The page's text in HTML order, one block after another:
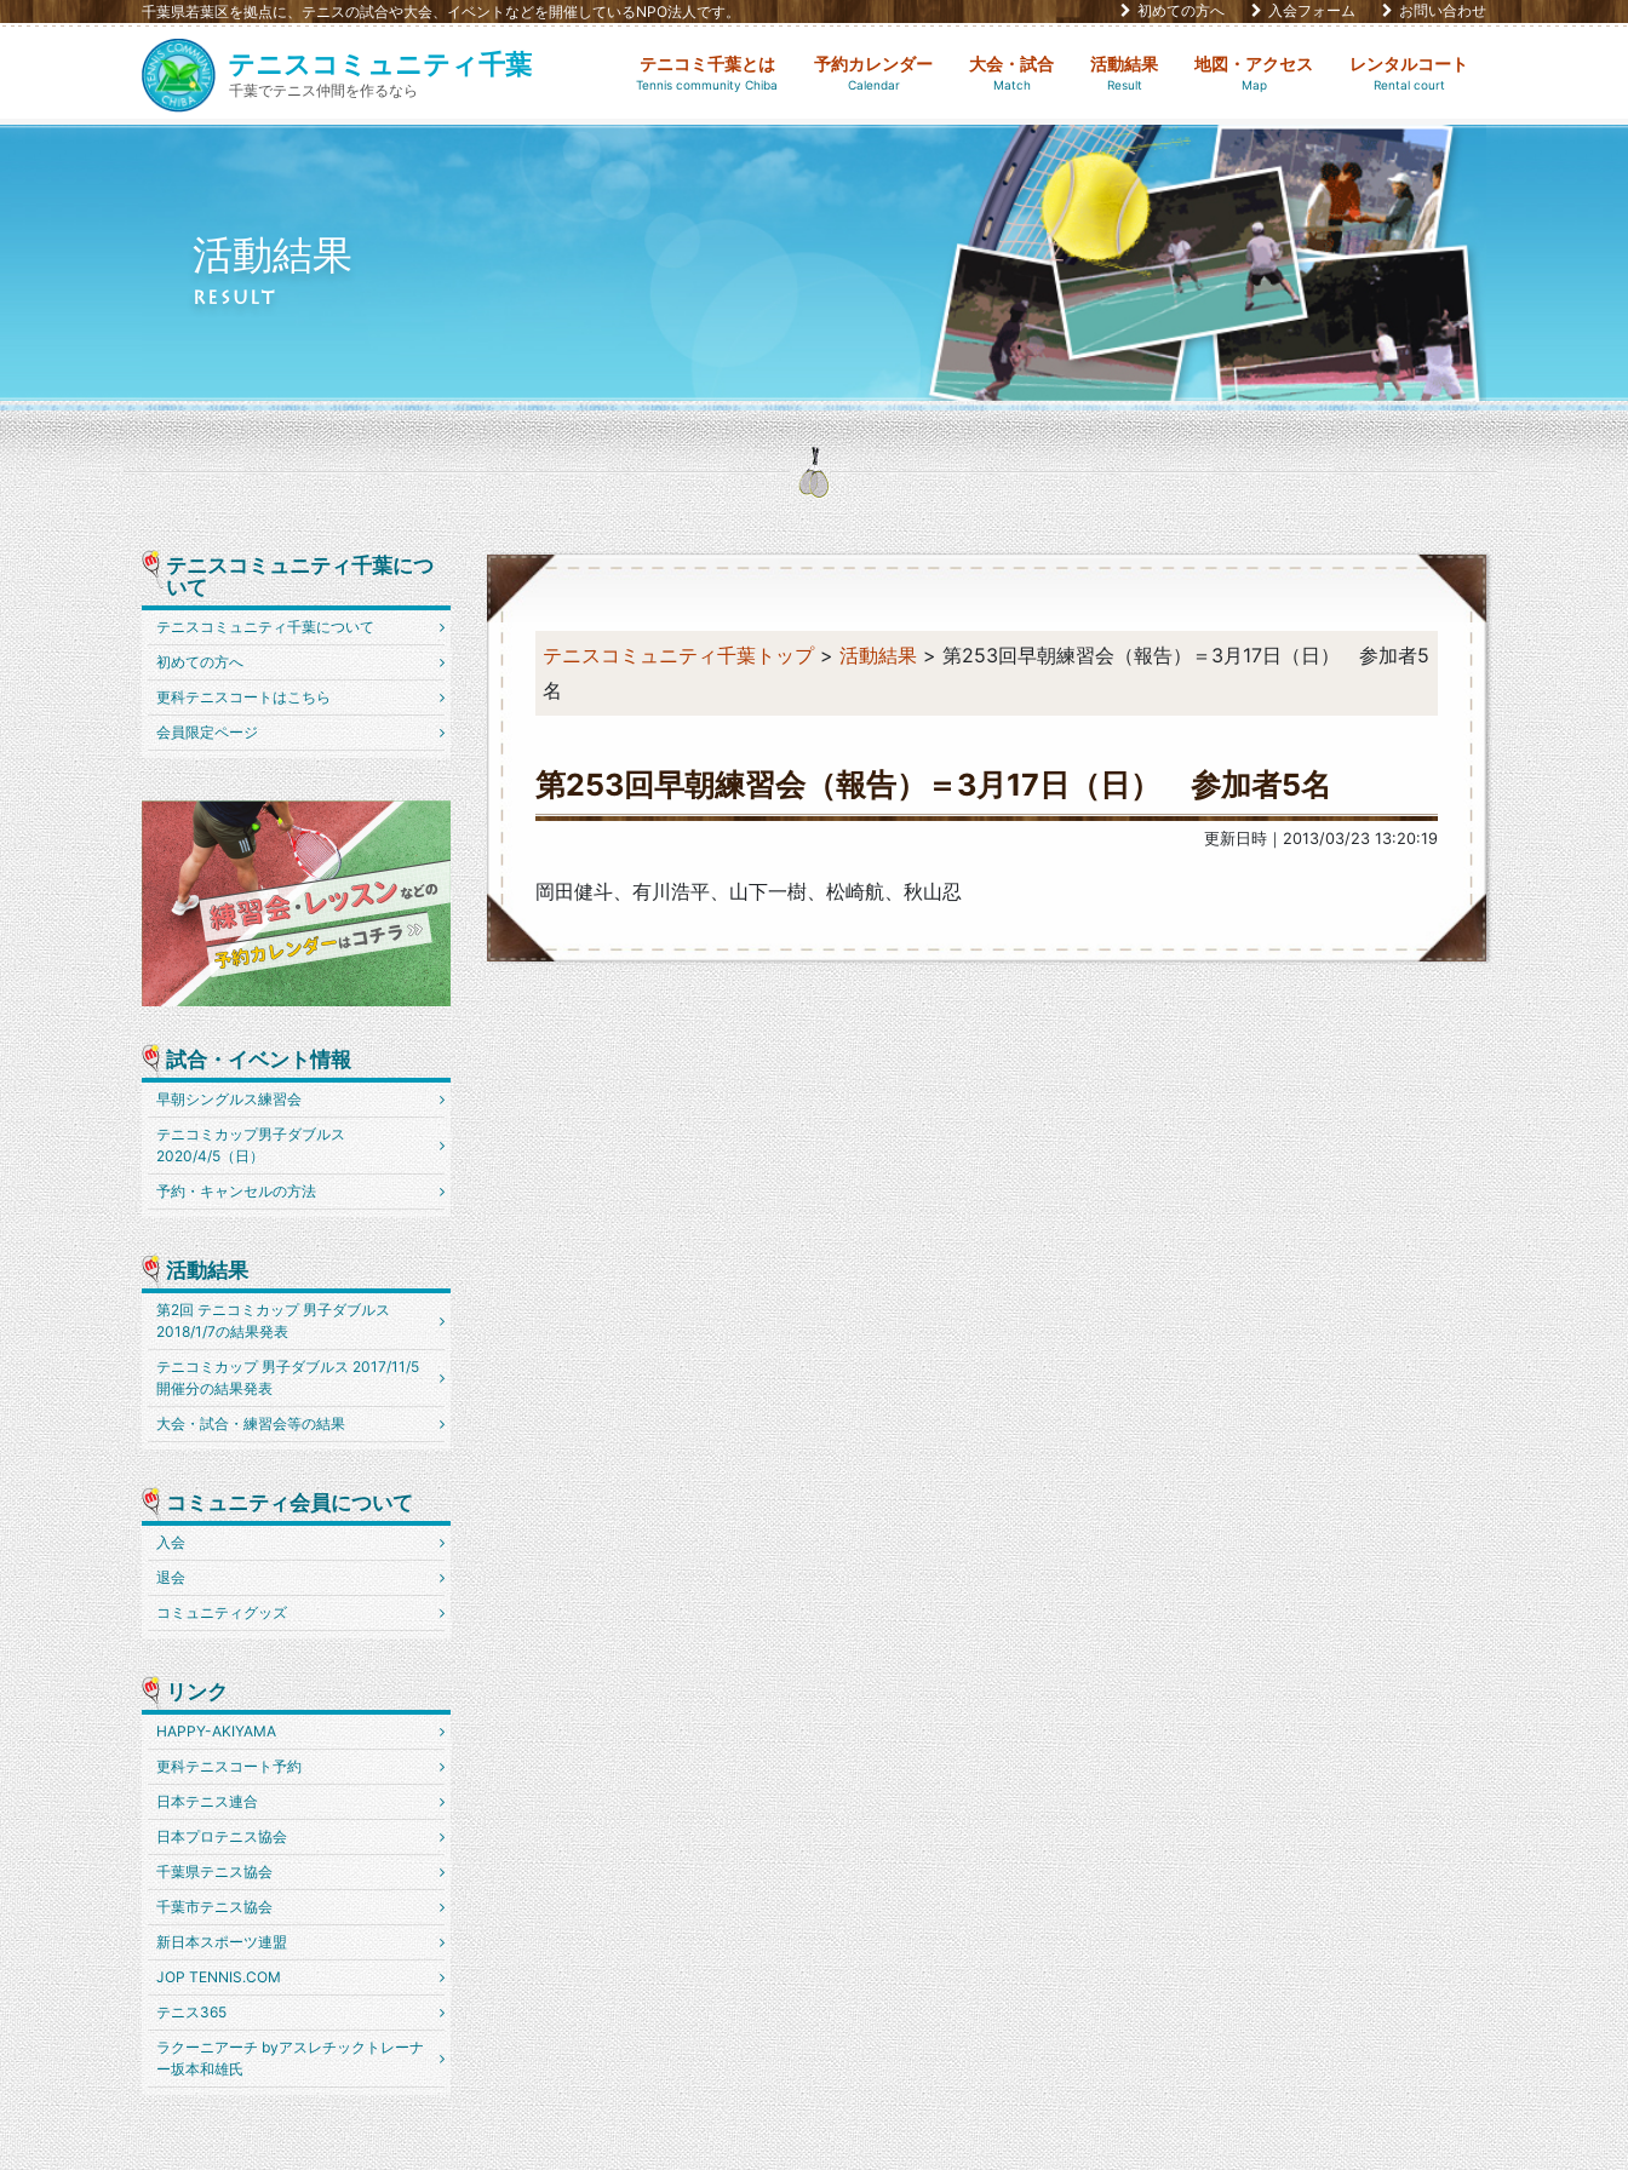
千葉県若葉区を拠点に、テニスの試合や大会、イベントなどを開催しているNPO法人です。 初めての方へ 入会フォーム お問い合わせ
テニスコミュニティ千葉
千葉でテニス仲間を作るなら
テニコミ千葉とは
Tennis community Chiba
予約カレンダー
Calendar
大会・試合
Match
活動結果
Result
地図・アクセス
Map
レンタルコート
Rental court
活動結果
RESULT
テニスコミュニティ千葉トップ> 活動結果 > 第253回早朝練習会（報告）＝3月17日（日） 参加者5
名
第253回早朝練習会（報告）＝3月17日（日） 参加者5名
更新日時｜2013/03/23 13:20:19
岡田健斗、有川浩平、山下一樹、松崎航、秋山忍
テニスコミュニティ千葉につ
いて
テニスコミュニティ千葉について
初めての方へ
更科テニスコートはこちら
会員限定ページ
試合・イベント情報
早朝シングルス練習会
テニコミカップ男子ダブルス
2020/4/5（日）
予約・キャンセルの方法
活動結果
第2回 テニコミカップ 男子ダブルス
2018/1/7の結果発表
テニコミカップ 男子ダブルス 2017/11/5
開催分の結果発表
大会・試合・練習会等の結果
コミュニティ会員について
入会
退会
コミュニティグッズ
リンク
HAPPY-AKIYAMA
更科テニスコート予約
日本テニス連合
日本プロテニス協会
千葉県テニス協会
千葉市テニス協会
新日本スポーツ連盟
JOP TENNIS.COM
テニス365
ラクーニアーチ byアスレチックトレーナ
ー坂本和雄氏